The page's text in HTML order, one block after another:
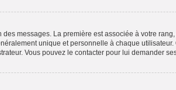
messages. La première est associée à votre
unique et personnelle à chaque
Vous pouvez le contacter pour lui demander